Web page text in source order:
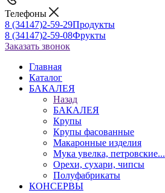
Телефоны
8 (34147)2-59-29Продукты
8 (34147)2-59-08Фрукты
Заказать звонок
Главная
Каталог
БАКАЛЕЯ
Назад
БАКАЛЕЯ
Крупы
Крупы фасованные
Макаронные изделия
Мука увелка, петровские...
Орехи, сухари, чипсы
Полуфабрикаты
КОНСЕРВЫ